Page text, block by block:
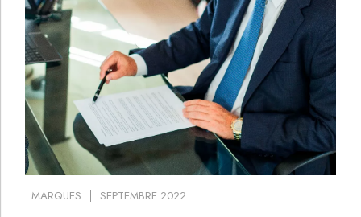
MARQUES SEPTEMBRE 2022